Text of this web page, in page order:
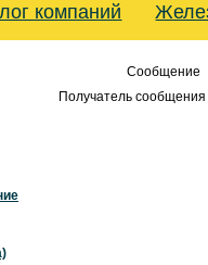
компаний
Сообщение
Получатель сообщения